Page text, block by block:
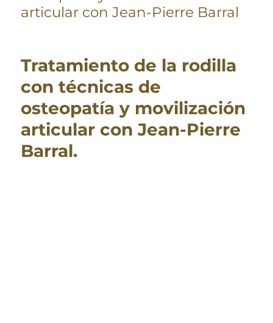
articular con Jean-Pierre Barral
Tratamiento de la rodilla
con técnicas de
osteopatía y movilización
articular con Jean-Pierre
Barral.